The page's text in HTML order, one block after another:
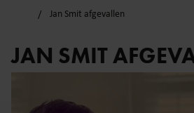
Jan Smit afgevallen
JAN SMIT